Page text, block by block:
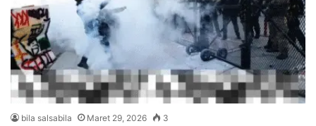
bila salsabila Maret 29, 2026 3